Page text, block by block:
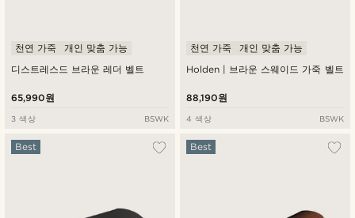
디스트레스드 브라운 레더 벨트
천연 가죽 개인 맞춤 가능
65,990원
3 색상 BSWK
Holden | 브라운 스웨이드 가죽 벨트
천연 가죽 개인 맞춤 가능
88,190원
4 색상 BSWK
Best Best